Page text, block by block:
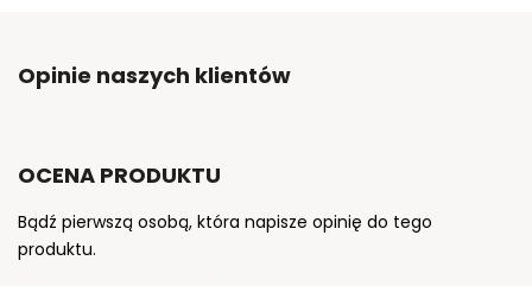
Opinie naszych klientów
OCENA PRODUKTU
Bądź pierwszą osobą, która napisze opinię do tego
produktu.